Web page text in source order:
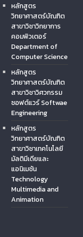
หลักสูตร
วิทยาศาสตร์บัณฑิต
สาขาวิชาวิทยาการ
คอมพิวเตอร์
Department of
Computer Science
หลักสูตร
วิทยาศาสตร์บัณฑิต
สาขาวิชาวิศวกรรม
ซอฟต์แวร์ Softwae
Engineering
หลักสูตร
วิทยาศาสตร์บัณฑิต
สาขาวิชาเทคโนโลยี
มัลติมีเดียและ
แอนิเมชัน
Technology
Multimedia and
Animation